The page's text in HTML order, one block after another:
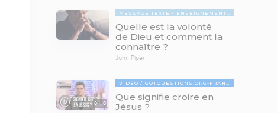
MESSAGE TEXTE ENSEIGNEMENTS BIBLIQUES
Quelle est la volonté
de Dieu et comment la
connaître ?
John Piper
04:10
VIDÉO GOTQUESTIONS.ORG-FRANÇAIS
Que signifie croire en
Jésus ?